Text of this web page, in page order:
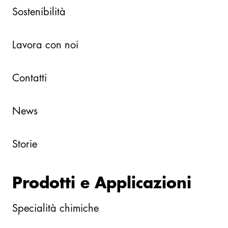
Sostenibilità
Lavora con noi
Contatti
News
Storie
Prodotti e Applicazioni
Specialità chimiche